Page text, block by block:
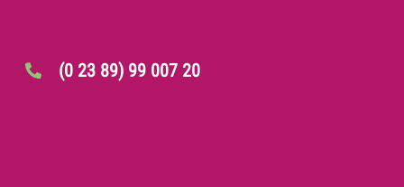
(0 23 89) 99 007 20